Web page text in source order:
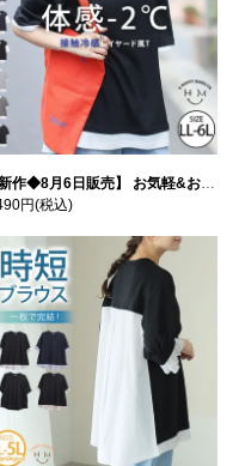
月6日販売】 お気軽&お手軽 選べるデザイン 接触冷感 レイヤード風 コットン トップス | 大きいサイズの通販ならハッピーマリリン
円(税込)